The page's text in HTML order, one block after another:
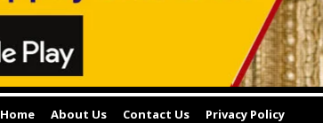
Home About Us Contact Us Privacy Policy